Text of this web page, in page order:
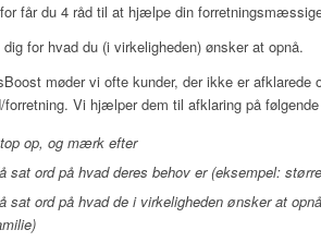
får du 4 råd til at hjælpe din
for hvad du (i virkeligheden) ønsker at opnå.
møder vi ofte kunder, der ikke er afklarede
forretning. Vi hjælper dem til afklaring på
op, og mærk efter
sat ord på hvad deres behov er (eksempel:
sat ord på hvad de i virkeligheden ønsker at